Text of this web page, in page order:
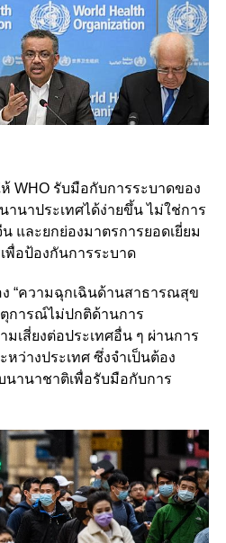
WHO รับมือกับการระบาดของ
านาประเทศได้ง่ายขึ้น ไม่ใช่การ
และยกย่องมาตรการยอดเยี่ยม
พื่อป้องกันการระบาด
“ความฉุกเฉินด้านสาธารณสุข
ตุการณ์ไม่ปกติด้านการ
เสี่ยงต่อประเทศอื่น ๆ ผ่านการ
ว่างประเทศ ซึ่งจำเป็นต้อง
านาชาติเพื่อรับมือกับการ